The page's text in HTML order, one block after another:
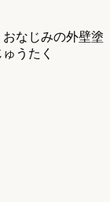
なじみの外壁塗
うたく